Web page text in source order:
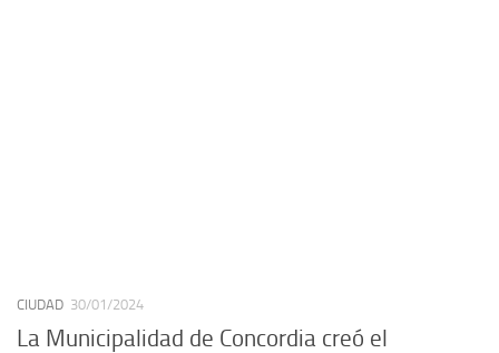
CIUDAD 30/01/2024
La Municipalidad de Concordia creó el